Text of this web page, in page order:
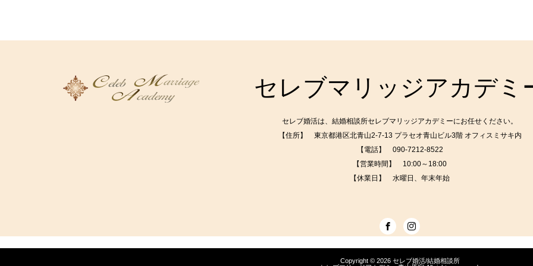
セレブマリッジアカデミ
セレブ婚活は、結婚相談所セレブマリッジアカデミーにお任せください。
【住所】 東京都港区北青山2-7-13 プラセオ青山ビル3階 オフィスミサキ内
【電話】 090-7212-8522
【営業時間】 10:00～18:00
【休業日】 水曜日、年末年始
Copyright © 2026 セレブ婚活/結婚相談所